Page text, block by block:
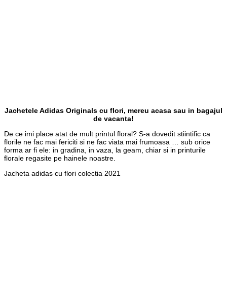
Jachetele Adidas Originals cu flori, mereu acasa sau in bagajul
de vacanta!
De ce imi place atat de mult printul floral? S-a dovedit stiintific ca
florile ne fac mai fericiti si ne fac viata mai frumoasa … sub orice
forma ar fi ele: in gradina, in vaza, la geam, chiar si in printurile
florale regasite pe hainele noastre.
Jacheta adidas cu flori colectia 2021